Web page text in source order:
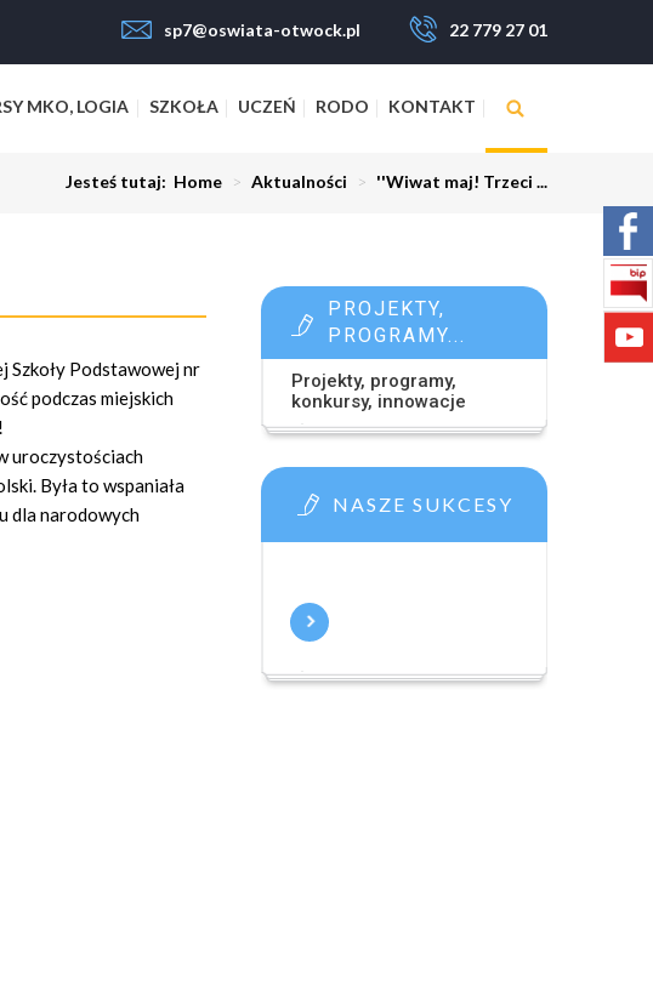
sp7@oswiata-otwock.pl 22 779 27 01
MKO, LOGIA SZKOŁA UCZEŃ RODO KONTAKT
Jesteś tutaj: Home > Aktualności > ''Wiwat maj! Trzeci ...
Szkoły Podstawowej nr
podczas miejskich
uroczystościach
Była to wspaniała
dla narodowych
PROJEKTY,
PROGRAMY...
Projekty, programy,
konkursy, innowacje
NASZE SUKCESY